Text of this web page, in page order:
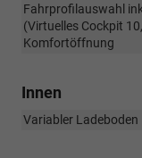
Fahrprofilauswahl
(Virtuelles Cockpit
Komfortöffnung
Innen
Variabler Ladeboden